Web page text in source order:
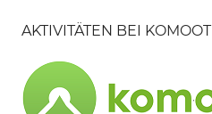
AKTIVITÄTEN BEI KOMOOT